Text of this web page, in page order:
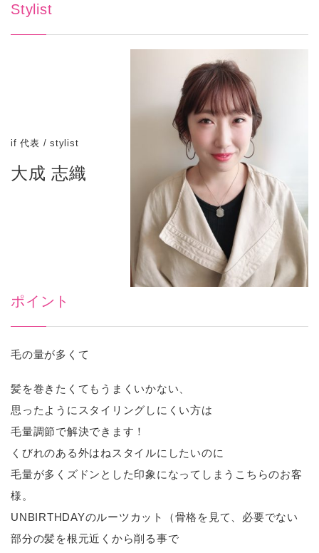
Stylist
if 代表 / stylist
大成 志織
ポイント
毛の量が多くて
髪を巻きたくてもうまくいかない、
思ったようにスタイリングしにくい方は
毛量調節で解決できます！
くびれのある外はねスタイルにしたいのに
毛量が多くズドンとした印象になってしまうこちらのお客
様。
UNBIRTHDAYのルーツカット（骨格を見て、必要でない
部分の髪を根元近くから削る事で